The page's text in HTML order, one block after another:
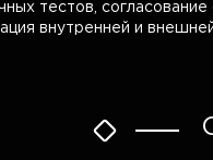
тестов, согласование
внутренней и